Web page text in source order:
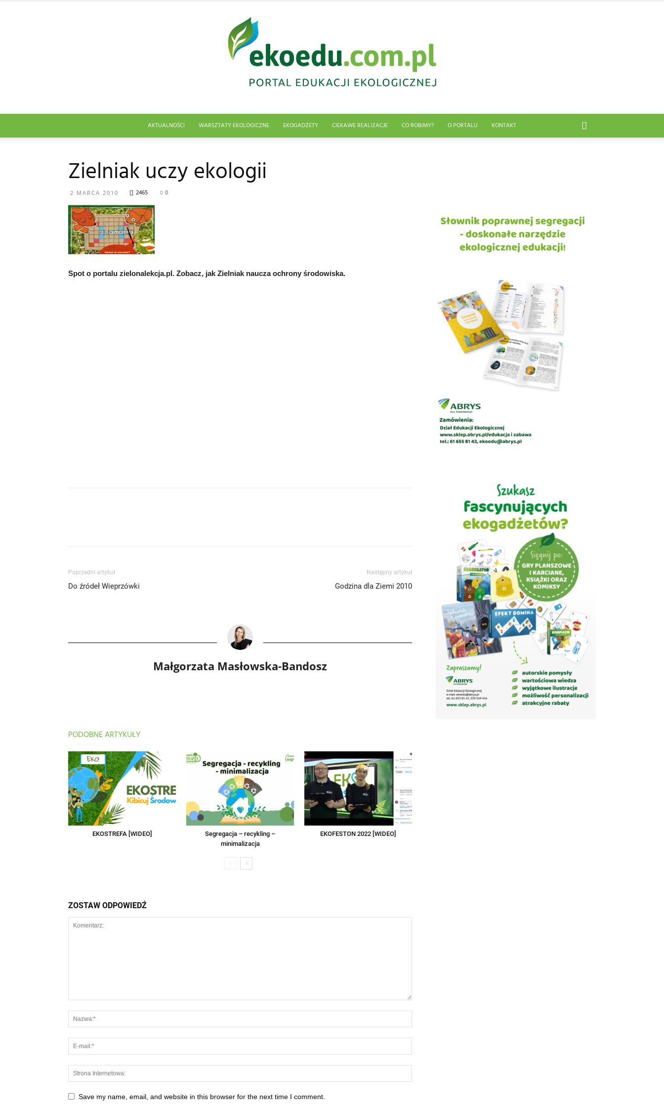
Abrys
AKTUALNOŚCI WARSZTATY EKOLOGICZNE EKOGADŻETY CIEKAWE REALIZACJE CO ROBIMY? O PORTALU KONTAKT
Zielniak uczy ekologii
2 MARCA 2010 2465 0
Spot o portalu zielonalekcja.pl. Zobacz, jak Zielniak naucza ochrony środowiska.
Poprzedni artykuł
Do źródeł Wieprzówki
Następny artykuł
Godzina dla Ziemi 2010
Małgorzata Masłowska-Bandosz
PODOBNE ARTYKUŁY
EKOSTREFA [WIDEO]
Segregacja – recykling –
minimalizacja
EKOFESTON 2022 [WIDEO]
ZOSTAW ODPOWIEDŹ
Save my name, email, and website in this browser for the next time I comment.